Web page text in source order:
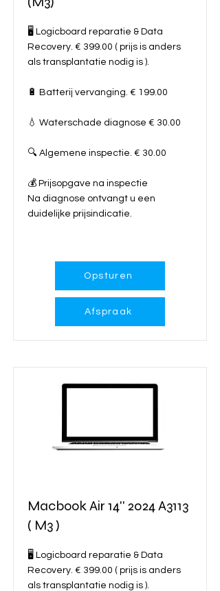
🖥️ Logicboard reparatie & Data
Recovery. € 399.00 ( prijs is anders
als transplantatie nodig is ).
🔋 Batterij vervanging. € 199.00
💧 Waterschade diagnose € 30.00
🔍 Algemene inspectie. € 30.00
💰 Prijsopgave na inspectie
Na diagnose ontvangt u een
duidelijke prijsindicatie.
Opsturen
Afspraak
Macbook Air 14'' 2024 A3113
( M3 )
🖥️ Logicboard reparatie & Data
Recovery. € 399.00 ( prijs is anders
als transplantatie nodig is ).